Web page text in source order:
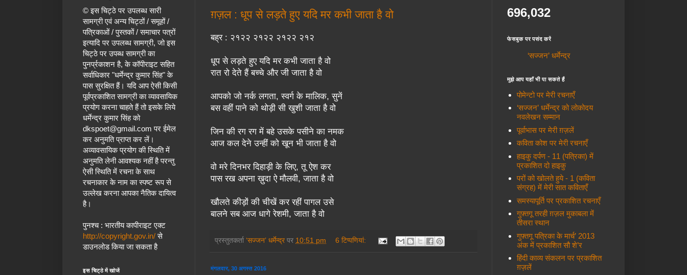
ग़ज़ल : धूप से लड़ते हुए यदि मर कभी जाता है वो
बह्र : २१२२ २१२२ २१२२ २१२
धूप से लड़ते हुए यदि मर कभी जाता है वो
रात रो देते हैं बच्चे और जी जाता है वो
आपको जो नर्क लगता, स्वर्ग के मालिक, सुनें
बस वहीं पाने को थोड़ी सी खुशी जाता है वो
जिन की रग रग में बहे उसके पसीने का नमक
आज कल देने उन्हीं को खून भी जाता है वो
वो मरे दिनभर दिहाड़ी के लिए, तू ऐश कर
पास रख अपना ख़ुदा ऐ मौलवी, जाता है वो
खौलते कीड़ों की चीखें कर रहीं पागल उसे
बालने सब आज धागे रेशमी, जाता है वो
प्रस्तुतकर्ता ‘सज्जन’ धर्मेन्द्र पर 10:51 pm 6 टिप्‍पणियां:
मंगलवार, 30 अगस्त 2016
© इस चिट्ठे पर उपलब्ध सारी
सामग्री एवं अन्य चिट्ठों / समूहों /
पत्रिकाओं / पुस्तकों / समाचार पत्रों
इत्यादि पर उपलब्ध सामग्री, जो इस
चिट्ठे पर उपब्ध सामग्री का
पुनर्प्रकाशन है, के कॉपीराइट सहित
सर्वाधिकार "धर्मेन्द्र कुमार सिंह" के
पास सुरक्षित हैं।यदि आप ऐसी किसी
पूर्वप्रकाशित सामग्री का व्यावसायिक
प्रयोग करना चाहते हैं तो इसके लिये
धर्मेन्द्र कुमार सिंहको
dkspoet@gmail.com पर ईमेल
कर अनुमति प्राप्त कर लें।
अव्यावसायिक प्रयोग की स्थिति में
अनुमति लेनी आवश्यक नहीं है परन्तु
ऐसी स्थिति में रचना के साथ
रचनाकार के नाम का स्पष्ट रूप से
उल्लेख करना आपका नैतिक दायित्व
है।
पुनश्च : भारतीय कापीराइट एक्ट
http://copyright.gov.in/से
डाउनलोड किया जा सकता है
इस चिट्ठे में खोजें
696,032
फेसबुक पर पसंद करें
‘सज्जन’ धर्मेन्द्र
मुझे आप यहाँ भी पा सकते हैं
पोमेन्टो पर मेरी रचनाएँ
‘सज्जन’ धर्मेन्द्र को लोकोदय
नवलेखन सम्मान
पूर्वाभास पर मेरी ग़ज़लें
कविता कोश पर मेरी रचनाएँ
हाइकु दर्पण - 11 (पत्रिका) में
प्रकाशित दो हाइकु
परों को खोलते हुये - 1 (कविता
संग्रह) में मेरी सात कविताएँ
समस्यापूर्ति पर प्रकाशित रचनाएँ
गुफ़्तगू तरही ग़ज़ल मुकाबला में
तीसरा स्थान
गुफ़्तगू पत्रिका के मार्च’ 2013
अंक में प्रकाशित सौ शे’र
हिंदी काव्य संकलन पर प्रकाशित
ग़ज़लें